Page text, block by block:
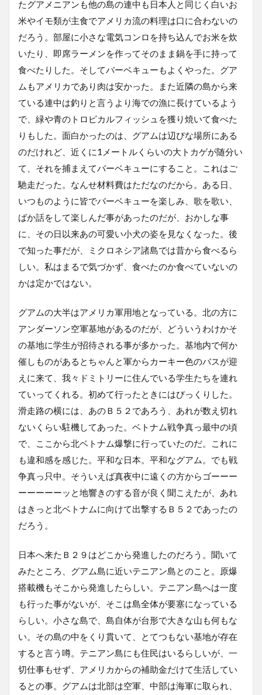
たグアメニアンも他の島の連中も日本人と同じく白いお
米やイモ類が主食でアメリカ流の料理は口に合わないの
だろう。部屋に小さな電気コンロを持ち込んでお米を炊
いたり、即席ラーメンを作ってそのまま鍋を手に持って
食べたりした。そしてバーベキューもよくやった。グア
ムもアメリカであり肉は安かった。また近隣の島から来
ている連中は釣りと言うより海での漁に長けているよう
で、緑や青のトロピカルフィッシュを獲り焼いて食べた
りもした。面白かったのは、グアムは辺ぴな場所にある
のだけれど、近くに1メートルくらいの大トカゲが随分い
て、それを捕まえてバーベキューにすること。これはご
馳走だった。なんせ材料費はただなのだから。ある日、
いつものように皆でバーベキューを楽しみ、歌を歌い、
ばか話をして楽しんだ事があったのだが、おかしな事
に、その日以来あの可愛い小犬の姿を見なくなった。後
で知った事だが、ミクロネシア諸島では昔から食べるら
しい。私はまるで気づかず、食べたのか食べていないの
かは定かではない。
グアムの大半はアメリカ軍用地となっている。北の方に
アンダーソン空軍基地があるのだが、どういうわけかそ
の基地に学生が招待される事が多かった。基地内で何か
催しものがあるとちゃんと軍からカーキー色のバスが迎
えに来て、我々ドミトリーに住んでいる学生たちを連れ
ていってくれる。初めて行ったときにはびっくりした。
滑走路の横には、あのＢ５２であろう、あれが数え切れ
ないくらい駐機してあった。ベトナム戦争真っ最中の頃
で、ここから北ベトナム爆撃に行っていたのだ。これに
も違和感を感じた。平和な日本。平和なグアム。でも戦
争真っ只中。そういえば真夜中に遠くの方からゴーーー
ーーーーーッと地響きのする音が良く聞こえたが、あれ
はきっと北ベトナムに向けて出撃するＢ５２であったの
だろう。
日本へ来たＢ２９はどこから発進したのだろう。聞いて
みたところ、グアム島に近いテニアン島とのこと。原爆
搭載機もそこから発進したらしい。テニアン島へは一度
も行った事がないが、そこは島全体が要塞になっている
らしい。小さな島で、島自体が台形で大きな山も何もな
い。その島の中をくり貫いて、とてつもない基地が存在
すると言う噂。テニアン島にも住民はいるらしいが、一
切仕事もせず、アメリカからの補助金だけて生活してい
るとの事。グアムは北部は空軍、中部は海軍に取られ、